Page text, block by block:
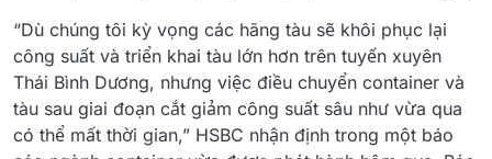
“Dù chúng tôi kỳ vọng các hãng tàu sẽ khôi phục lại
công suất và triển khai tàu lớn hơn trên tuyến xuyên
Thái Bình Dương, nhưng việc điều chuyển container và
tàu sau giai đoạn cắt giảm công suất sâu như vừa qua
có thể mất thời gian,” HSBC nhận định trong một báo